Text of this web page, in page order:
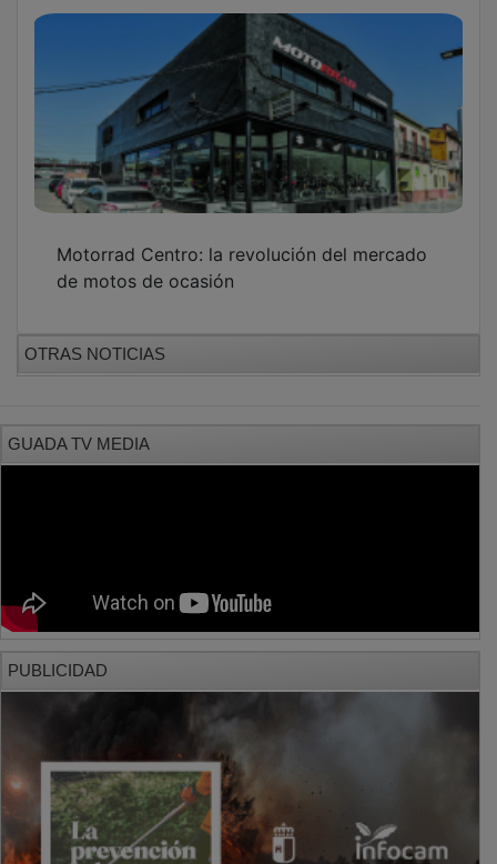
Motorrad Centro: la revolución del mercado
de motos de ocasión
OTRAS NOTICIAS
GUADA TV MEDIA
PUBLICIDAD